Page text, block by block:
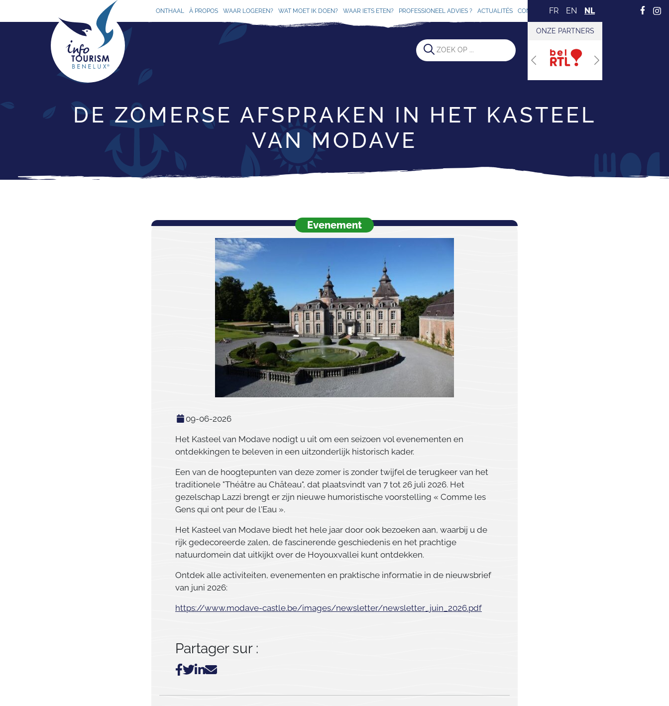
ONTHAAL À PROPOS WAAR LOGEREN? WAT MOET IK DOEN? WAAR IETS ETEN? PROFESSIONEEL ADVIES ? ACTUALITÉS CONTACT FR EN NL
ONZE PARTNERS
Previous Next
DE ZOMERSE AFSPRAKEN IN HET KASTEEL
VAN MODAVE
Evenement
09-06-2026
Het Kasteel van Modave nodigt u uit om een seizoen vol evenementen en
ontdekkingen te beleven in een uitzonderlijk historisch kader.
Een van de hoogtepunten van deze zomer is zonder twijfel de terugkeer van het
traditionele "Théâtre au Château", dat plaatsvindt van 7 tot 26 juli 2026. Het
gezelschap Lazzi brengt er zijn nieuwe humoristische voorstelling « Comme les
Gens qui ont peur de l'Eau ».
Het Kasteel van Modave biedt het hele jaar door ook bezoeken aan, waarbij u de
rijk gedecoreerde zalen, de fascinerende geschiedenis en het prachtige
natuurdomein dat uitkijkt over de Hoyouxvallei kunt ontdekken.
Ontdek alle activiteiten, evenementen en praktische informatie in de nieuwsbrief
van juni 2026:
https://www.modave-castle.be/images/newsletter/newsletter_juin_2026.pdf
Partager sur :